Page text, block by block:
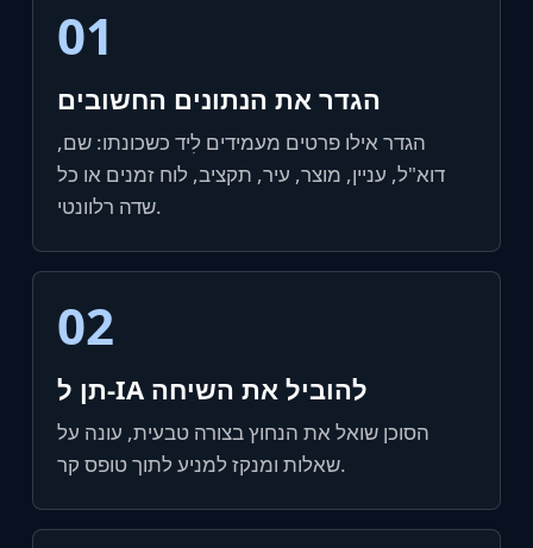
01
הגדר את הנתונים החשובים
הגדר אילו פרטים מעמידים לִיד כשכונתו: שם,
דוא"ל, עניין, מוצר, עיר, תקציב, לוח זמנים או כל
שדה רלוונטי.
02
תן ל‑IA להוביל את השיחה
הסוכן שואל את הנחוץ בצורה טבעית, עונה על
שאלות ומנקז למניע לתוך טופס קר.